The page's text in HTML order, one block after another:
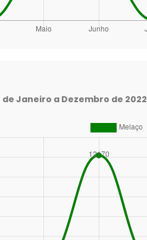
- de Janeiro a Dezembro de 2022